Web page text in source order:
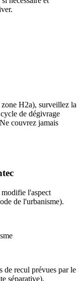
H2a), surveillez la
de dégivrage
couvrez jamais
l'aspect
de l'urbanisme).
de recul prévues par le
séparative).